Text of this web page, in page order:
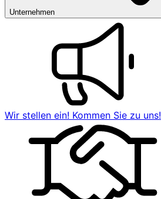
Unternehmen
Wir stellen ein! Kommen Sie zu uns!